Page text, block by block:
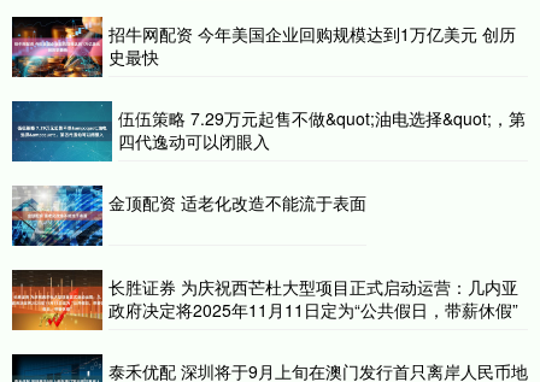
招牛网配资 今年美国企业回购规模达到1万亿美元 创历
史最快
伍伍策略 7.29万元起售不做&quot;油电选择&quot;，第
四代逸动可以闭眼入
金顶配资 适老化改造不能流于表面
长胜证券 为庆祝西芒杜大型项目正式启动运营：几内亚
政府决定将2025年11月11日定为“公共假日，带薪休假”
泰禾优配 深圳将于9月上旬在澳门发行首只离岸人民币地